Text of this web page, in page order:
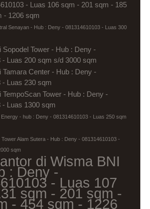
- Luas 106 sqm - 201 sqm - 185
- 1206 sqm
Senayan - Hub : Deny - 081314610103 - Luas 300
Sopodel Tower - Hub : Deny -
- Luas 200 sqm s/d 3000 sqm
Tamara Center - Hub : Deny -
- Luas 230 sqm
TempoScan Tower - Hub : Deny -
- Luas 1300 sqm
- hub : Deny - 081314610103 - Luas 250 sqm
Alam Sutera - Hub : Deny - 081314610103 -
sqm
di Wisma BNI
: Deny -
- Luas 107
sqm - 201 sqm -
- 454 sqm - 1226